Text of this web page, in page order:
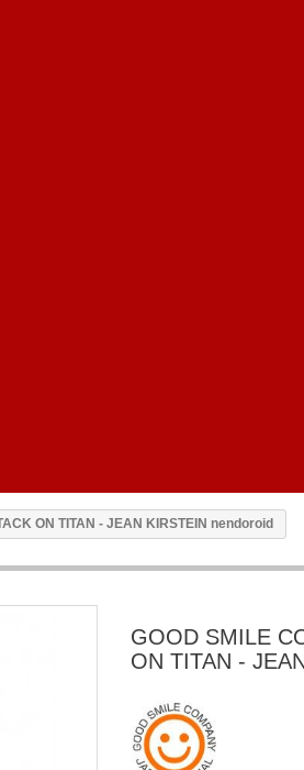
ON TITAN - JEAN KIRSTEIN nendoroid
GOOD SMILE
ON TITAN -